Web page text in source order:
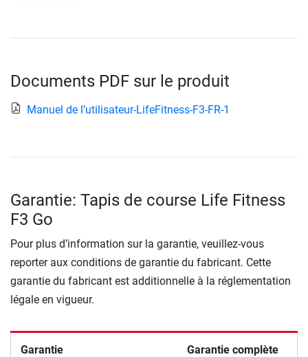
Documents PDF sur le produit
Manuel de l’utilisateur-LifeFitness-F3-FR-1
Garantie: Tapis de course Life Fitness
F3 Go
Pour plus d’information sur la garantie, veuillez-vous
reporter aux conditions de garantie du fabricant. Cette
garantie du fabricant est additionnelle à la réglementation
légale en vigueur.
Garantie Garantie complète